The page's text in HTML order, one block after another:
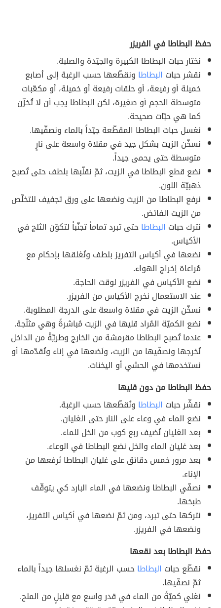
حفظ البطاطا في الفريزر
نختار حبات البطاطا الكبيرة والجيّدة والصلبة.
نقشر حبات البطاطا ونقطّعها حسب الرغبة إلى أصابع
خميلة أو رفيعة، أو حلقات رفيعة أو خميلة، أو مكعّبات
متوسطة الحجم أو صغيرة، لكن البطاطا يجب أن لا تُخزّن
كما هي حبّات صحيحة.
نغسل حبات البطاطا المقطّعة جيّداً بالماء ونصفّيها.
نسخّن الزيت بشكل جيد في مقلاة واسعة على نارٍ
متوسطة حتى يحمى جيداً.
نضع قطع البطاطا في الزيت، ثمّ نقلّبها بلطف حتى تُصبح
ذهبيّة اللون.
نرفع البطاطا من الزيت ونضعها على ورق تجفيف للتخلّص
من الزيت الفائض.
نترك حبات البطاطاحتى تبرد تماماً تجنّباً لتكوّن الثلج في
الأكياس.
نضعها في أكياس التفريز بلطف ونُغلقها بإحكام مع
مُراعاة إخراج الهواء.
نضع الأكياس في الفريزر لوقت الحاجة.
عند الاستعمال نخرج الأكياس من الفريزر.
نسخّن الزيت في مقلاة واسعة على الدرجة المطلوبة.
نضع الكميّة المُراد قليها في الزيت مُباشرةً وهي مثلّجة.
عندما تُصبح البطاطا مقرمشة من الخارج وطريّةً من الداخل
نُخرجها ونصفّيها من الزيت، ونَضعها في إناء ونُقدّمها أو
نستخدمها في الحشي أو اليخنات.
حفظ البطاطا من دون قليها
نقشّر حبات البطاطا ونُقطّعها حسب الرغبة.
نضع الماء في وعاء على النار حتى الغليان.
بعد الغليان نُضيف ربع كوب من الخل للماء.
بعد غليان الماء والخل نضع البطاطا في الوعاء.
بعد مرور خمس دقائق على غليان البطاطا نَرفعها من
الإناء.
نصفّي البطاطا ونضعها في الماء البارد كي يتوقّف
طبخها.
نتركها حتى تبرد، ومن ثمّ نضعها في أكياس التفريز،
ونضعها في الفريزر.
حفظ البطاطا بعد نقعها
نقطّع حبات البطاطاحسب الرغبة ثمّ نغسلها جيداً بالماء
ثمّ نصفّيها.
نغلي كميّةً من الماء في قدر واسع مع قليلٍ من الملح.